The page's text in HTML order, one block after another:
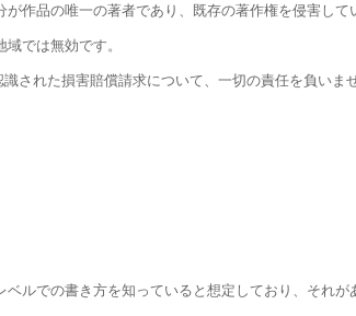
作品の唯一の著者であり、既存の著作権を侵害して
では無効です。
された損害賠償請求について、一切の責任を負いませ
ルでの書き方を知っていると想定しており、それが